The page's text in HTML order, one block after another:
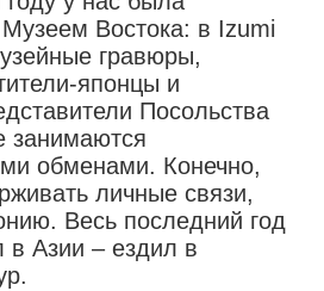
Востока: в Izumi
гравюры,
японцы и
Посольства
занимаются
обменами. Конечно,
личные связи,
Весь последний год
в Азии – ездил в